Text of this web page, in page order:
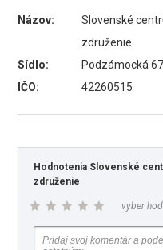
Názov:
Slovenské
združenie
Sídlo:
Podzámocká
IČO:
42260515
Hodnotenia Slovenské
združenie
vyber